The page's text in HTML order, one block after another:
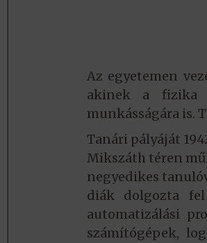
Az egyetemen
akinek a fizika
munkásságára is.
Tanári pályáját
Mikszáth téren
negyedikes
diák dolgozta
automatizálási
számítógépek,